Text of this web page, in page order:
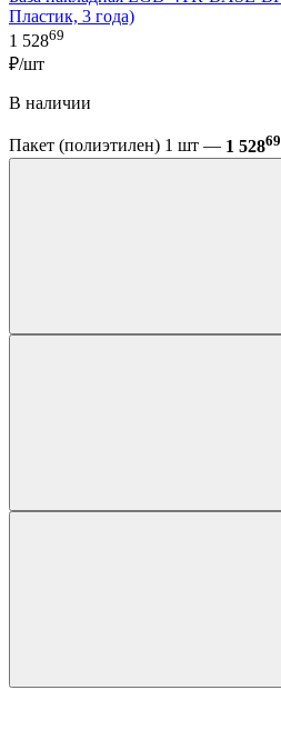
Пластик, 3 года)
1 52869
₽/шт
В наличии
Пакет (полиэтилен) 1 шт — 1 52869